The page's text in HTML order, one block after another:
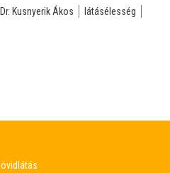
Dr. Kusnyerik Ákos
látásélesség